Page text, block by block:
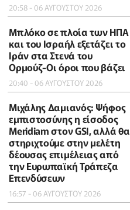
20:58 - 06 ΑΥΓΟΥΣΤΟΥ 2026
Μπλόκο σε πλοία των ΗΠΑ
και του Ισραήλ εξετάζει το
Ιράν στα Στενά του
Ορμούζ-Οι όροι που βάζει
20:40 - 06 ΑΥΓΟΥΣΤΟΥ 2026
Μιχάλης Δαμιανός: Ψήφος
εμπιστοσύνης η είσοδος
Meridiam στον GSI, αλλά θα
στηριχτούμε στην μελέτη
δέουσας επιμέλειας από
την Ευρωπαϊκή Τράπεζα
Επενδύσεων
16:57 - 06 ΑΥΓΟΥΣΤΟΥ 2026